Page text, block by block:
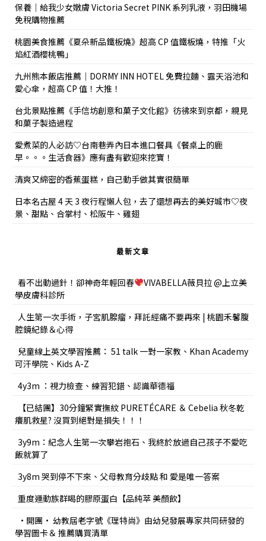
保養｜給我少女嫩膚 Victoria Secret PINK 系列乳液，羽田機場
免稅購物推薦
桃園美食推薦《夏朵新品鐵板燒》超高 CP 值鐵板燒，特推「火
焰紅酒櫻桃鴨」
九州熊本飯店推薦｜DORMY INN HOTEL 免費拉麵、露天浴池和
愛心傘，超高 CP 值！大推！
台北景點推薦《手信坊創意和菓子文化館》彷彿來到京都，親見
和菓子製造過程
愛煮菜的人必訪♡台南巷弄內日本進口餐具《餐桌上的鹿
早。。。生活食器》應有盡有歡迎來挖寶！
清爽又綿密的香蕉蛋糕，自己動手做其實很簡單
日本名古屋 4 天 3 夜行程懶人包，去了還想再去的美好城市♡夜
景、甜點、合掌村、松阪牛、雞翅
最新文章
看不出動過針！卻神奇年輕回春
VIVABELLA薇貝拉 @上立美
學皮膚科診所
人生第一次手術，子宮肌腺瘤，拜託經痛不要再來 | 桃園禾馨腹
腔鏡紀錄＆心得
兒童線上英文學習推薦： 51 talk 一對一家教、Khan Academy
可汗學院、Kids A-Z
4y3m ：視力檢查、練習犯錯、認識華德福
【已結團】30分鐘緊實撫紋 PURETÉCARE ＆ Cebelia 秋冬乾
癢肌救星? 沒買到絕對是損失！！！
3y9m：紀念人生第一次攀岩抱石、我終於放過自己孩子不愛吃
飯就算了
3y8m 哭到停不下來、父母教育分歧點 和 愛是唯一答案
重度運動族群喝的膠原蛋白【品純萃 美顏飲】
•開團• 幼教屆老字號《理特尚》由幼兒發展專家共同研發的
學習圖卡＆ 推薦購買清單